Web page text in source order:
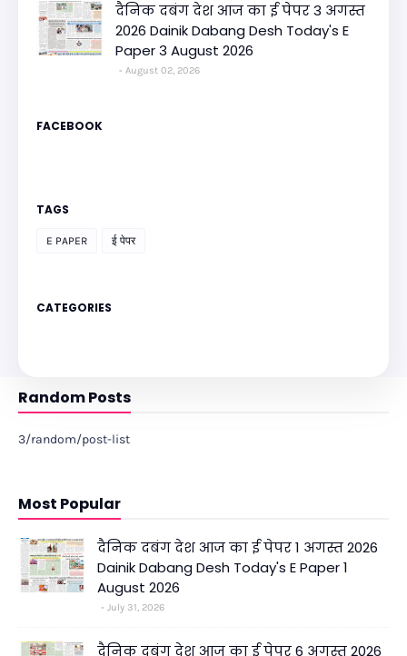
दैनिक दबंग देश आज का ई पेपर 3 अगस्त
2026 Dainik Dabang Desh Today's E
Paper 3 August 2026
August 02, 2026
FACEBOOK
TAGS
E PAPER ई पेपर
CATEGORIES
Random Posts
3/random/post-list
Most Popular
दैनिक दबंग देश आज का ई पेपर 1 अगस्त 2026
Dainik Dabang Desh Today's E Paper 1
August 2026
July 31, 2026
दैनिक दबंग देश आज का ई पेपर 6 अगस्त 2026